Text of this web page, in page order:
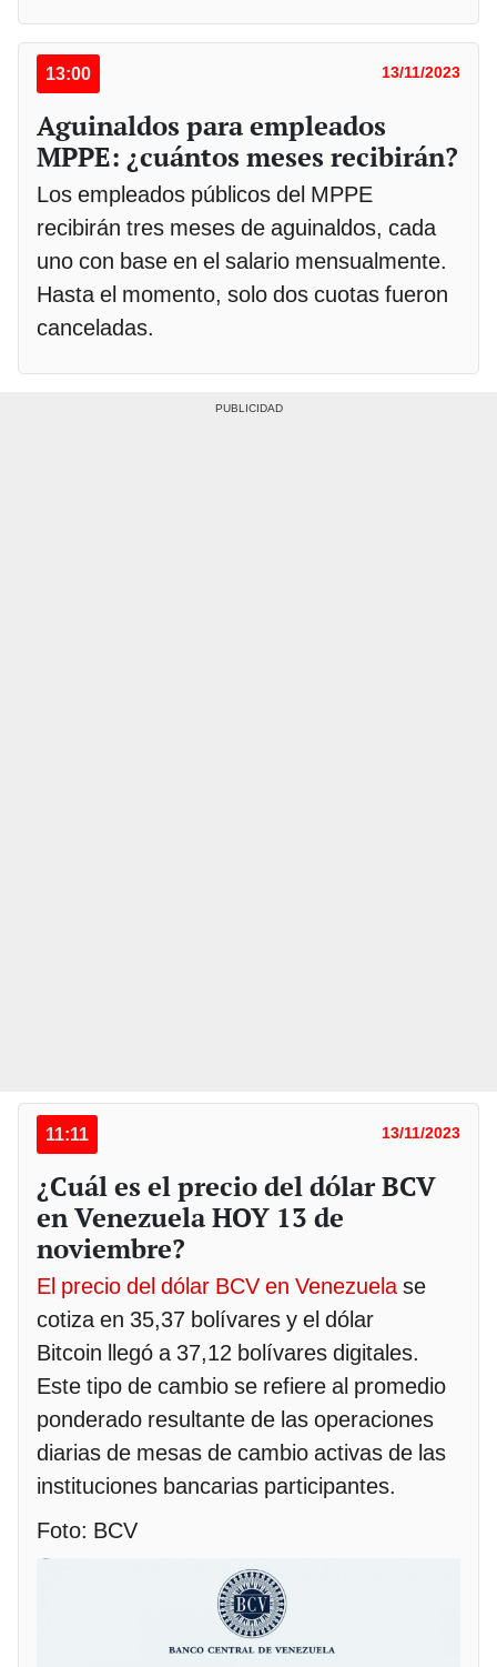
13:00 13/11/2023
Aguinaldos para empleados
MPPE: ¿cuántos meses recibirán?
Los empleados públicos del MPPE
recibirán tres meses de aguinaldos, cada
uno con base en el salario mensualmente.
Hasta el momento, solo dos cuotas fueron
canceladas.
11:11 13/11/2023
¿Cuál es el precio del dólar BCV
en Venezuela HOY 13 de
noviembre?
El precio del dólar BCV en Venezuelase
cotiza en 35,37 bolívares y el dólar
Bitcoin llegó a 37,12 bolívares digitales.
Este tipo de cambio se refiere al promedio
ponderado resultante de las operaciones
diarias de mesas de cambio activas de las
instituciones bancarias participantes.
Foto: BCV